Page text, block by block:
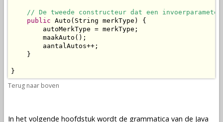
// De tweede constructeur dat een
public Auto(String merkType) {
        autoMerkType = merkType;
        maakAuto();
        aantalAutos++;
    }
}
Terug naar boven
In het volgende hoofdstuk wordt de grammatica van de Java